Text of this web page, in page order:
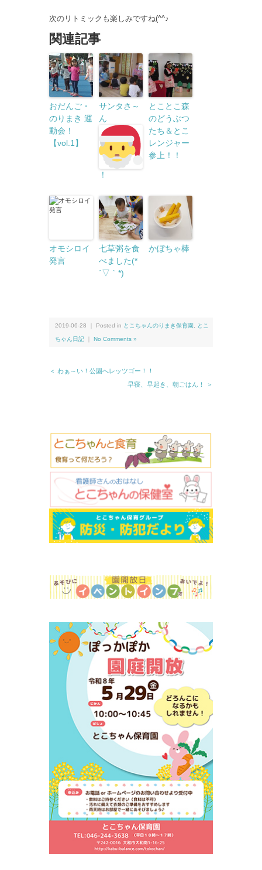
次のリトミックも楽しみですね(^^♪
関連記事
おだんご・
のりまき 運
動会！
【vol.1】
サンタさ～
ん
！
とことこ森
のどうぶつ
たち＆とこ
レンジャー
参上！！
オモシロイ
発言
七草粥を食
べました(*
´▽｀*)
かぼちゃ棒
2019-06-28 ｜ Posted in とこちゃんのりまき保育園 とこ
ちゃん日記 No Comments »
＜ わぁ～い！公園へレッツゴー！！
早寝、早起き、朝ごはん！ ＞